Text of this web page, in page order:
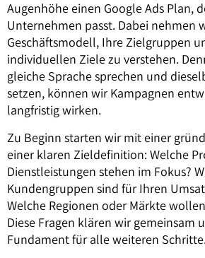
Augenhöhe einen Google Ads Plan,
Unternehmen passt. Dabei nehmen
Geschäftsmodell, Ihre Zielgruppen
individuellen Ziele zu verstehen.
gleiche Sprache sprechen und
setzen, können wir Kampagnen
langfristig wirken.
Zu Beginn starten wir mit einer
einer klaren Zieldefinition: Welche
Dienstleistungen stehen im Fokus?
Kundengruppen sind für Ihren
Welche Regionen oder Märkte
Diese Fragen klären wir gemeinsam
Fundament für alle weiteren Schritte.